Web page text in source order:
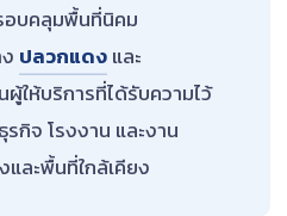
อบคลุมพื้นที่นิคม
ปลวกแดงและ
ผู้ให้บริการที่ได้รับความไว้
กิจ โรงงาน และงาน
ละพื้นที่ใกล้เคียง